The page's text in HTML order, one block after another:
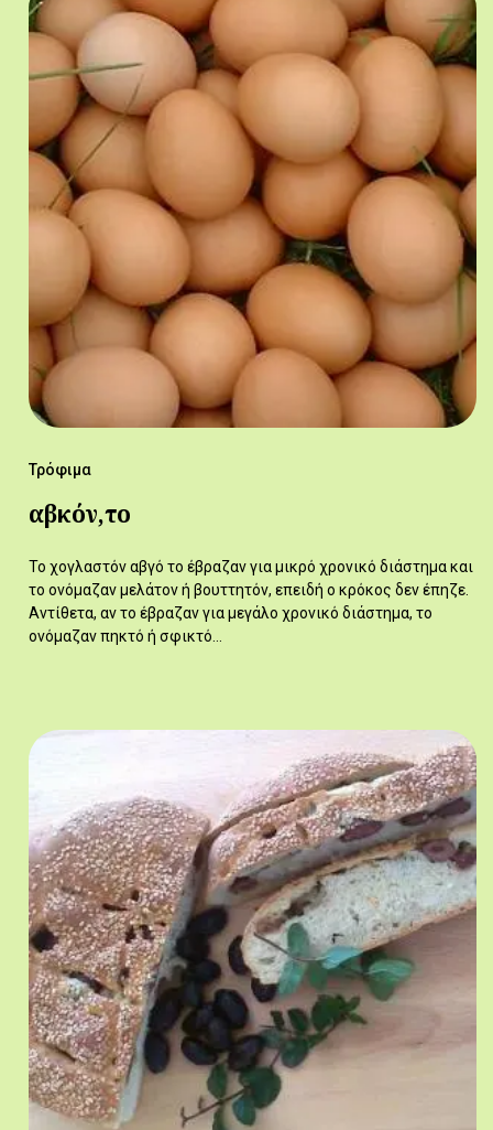
Τρόφιμα
αβκόν,το
Το χογλαστόν αβγό το έβραζαν για μικρό χρονικό διάστημα και
το ονόμαζαν μελάτον ή βουττητόν, επειδή ο κρόκος δεν έπηζε.
Αντίθετα, αν το έβραζαν για μεγάλο χρονικό διάστημα, το
ονόμαζαν πηκτό ή σφικτό…